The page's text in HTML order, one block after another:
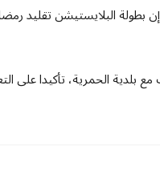
بطولة البلايستيشن تقليد
الحمرية، تأكيدا على